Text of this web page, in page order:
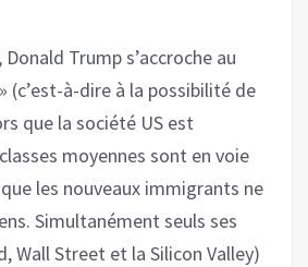
Trump s’accroche au
(c’est-à-dire à la possibilité de
que la société US est
moyennes sont en voie
les nouveaux immigrants ne
Simultanément seuls ses
Wall Street et la Silicon Valley)